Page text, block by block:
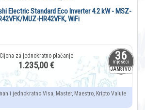
36
mjeseci
JAMSTVO
Electric Standard Eco Inverter 4.2 kW - MSZ-
MUZ-HR42VFK, WiFi
1.235,00 €
i jednokratno Visa, Master, Maestro, Kripto Valute